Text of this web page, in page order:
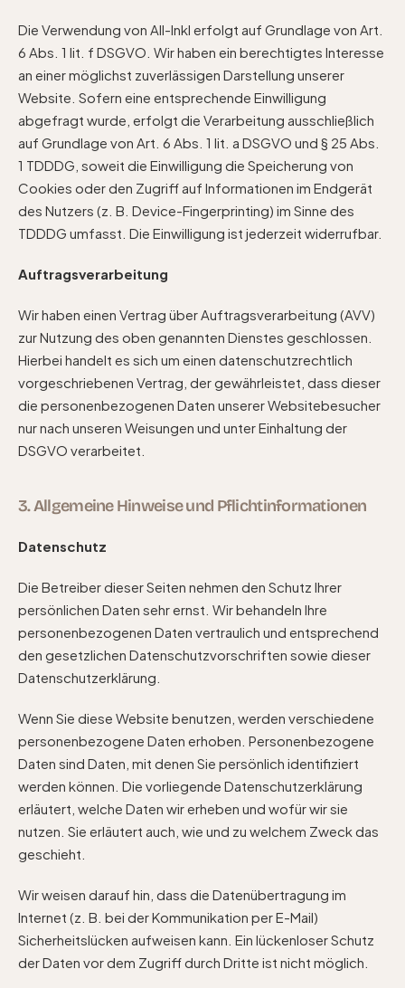
Die Verwendung von All-Inkl erfolgt auf Grundlage von Art.
6 Abs. 1 lit. f DSGVO. Wir haben ein berechtigtes Interesse
an einer möglichst zuverlässigen Darstellung unserer
Website. Sofern eine entsprechende Einwilligung
abgefragt wurde, erfolgt die Verarbeitung ausschließlich
auf Grundlage von Art. 6 Abs. 1 lit. a DSGVO und § 25 Abs.
1 TDDDG, soweit die Einwilligung die Speicherung von
Cookies oder den Zugriff auf Informationen im Endgerät
des Nutzers (z. B. Device-Fingerprinting) im Sinne des
TDDDG umfasst. Die Einwilligung ist jederzeit widerrufbar.
Auftragsverarbeitung
Wir haben einen Vertrag über Auftragsverarbeitung (AVV)
zur Nutzung des oben genannten Dienstes geschlossen.
Hierbei handelt es sich um einen datenschutzrechtlich
vorgeschriebenen Vertrag, der gewährleistet, dass dieser
die personenbezogenen Daten unserer Websitebesucher
nur nach unseren Weisungen und unter Einhaltung der
DSGVO verarbeitet.
3. Allgemeine Hinweise und Pflicht­informationen
Datenschutz
Die Betreiber dieser Seiten nehmen den Schutz Ihrer
persönlichen Daten sehr ernst. Wir behandeln Ihre
personenbezogenen Daten vertraulich und entsprechend
den gesetzlichen Datenschutzvorschriften sowie dieser
Datenschutzerklärung.
Wenn Sie diese Website benutzen, werden verschiedene
personenbezogene Daten erhoben. Personenbezogene
Daten sind Daten, mit denen Sie persönlich identifiziert
werden können. Die vorliegende Datenschutzerklärung
erläutert, welche Daten wir erheben und wofür wir sie
nutzen. Sie erläutert auch, wie und zu welchem Zweck das
geschieht.
Wir weisen darauf hin, dass die Datenübertragung im
Internet (z. B. bei der Kommunikation per E-Mail)
Sicherheitslücken aufweisen kann. Ein lückenloser Schutz
der Daten vor dem Zugriff durch Dritte ist nicht möglich.